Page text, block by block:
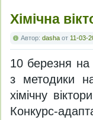
Хімічна
Автор: dasha от 11-03-
10 березня на
з методики
хiмiчну
Конкурс-